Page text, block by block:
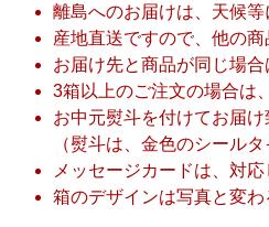
離島へのお届けは、天候
産地直送ですので、他の商
お届け先と商品が同じ場合
3箱以上のご注文の場合は
お中元熨斗を付けてお届け
（熨斗は、金色のシールタ
メッセージカードは、対応
箱のデザインは写真と変わ